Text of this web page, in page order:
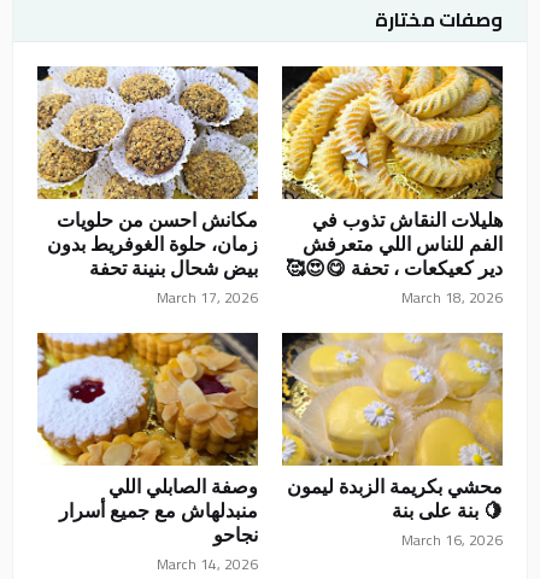
وصفات مختارة
هليلات النقاش تذوب في
الفم للناس اللي متعرفش
دير كعيكعات ، تحفة 😋😍🥰
March 18, 2026
مكانش احسن من حلويات
زمان، حلوة الغوفريط بدون
بيض شحال بنينة تحفة
March 17, 2026
محشي بكريمة الزبدة ليمون
🍋 بنة على بنة
March 16, 2026
وصفة الصابلي اللي
منبدلهاش مع جميع أسرار
نجاحو
March 14, 2026